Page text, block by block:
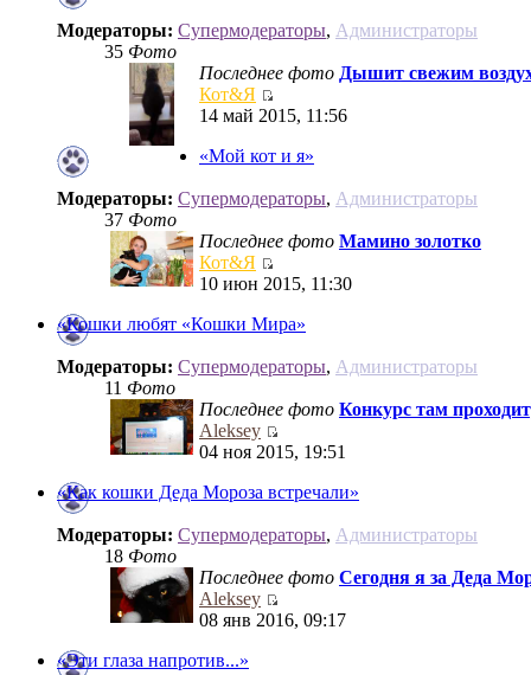
Модераторы: Супермодераторы, Администраторы
35 Фото
Последнее фото Дышит свежим
Кот&Я
14 май 2015, 11:56
«Мой кот и я»
Модераторы: Супермодераторы, Администраторы
37 Фото
Последнее фото Мамино золотко
Кот&Я
10 июн 2015, 11:30
«Кошки любят «Кошки Мира»
Модераторы: Супермодераторы, Администраторы
11 Фото
Последнее фото Конкурс там
Aleksey
04 ноя 2015, 19:51
«Как кошки Деда Мороза встречали»
Модераторы: Супермодераторы, Администраторы
18 Фото
Последнее фото Сегодня я за Деда
Aleksey
08 янв 2016, 09:17
«Эти глаза напротив...»